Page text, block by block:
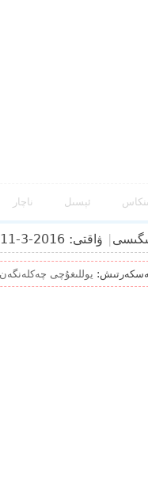
ئېسىل ناچار
| ۋاقتى: 2016-3-11 00:29:40
يوللىغۇچى